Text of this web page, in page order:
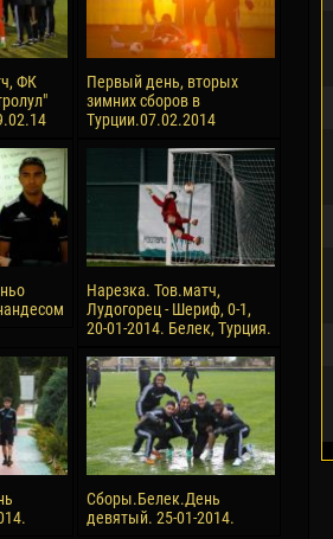
LOUKOU
24 July
Mihail COROTCOV
27 July
Vladimir FRATEA
ФК
Первый день, вторых
зимних сборов в
Турции.07.02.2014
Нарезка. Тов.матч,
Лудогорец - Шериф, 0-1,
20-01-2014. Белек, Турция.
Сборы.Белек.День
девятый. 25-01-2014.